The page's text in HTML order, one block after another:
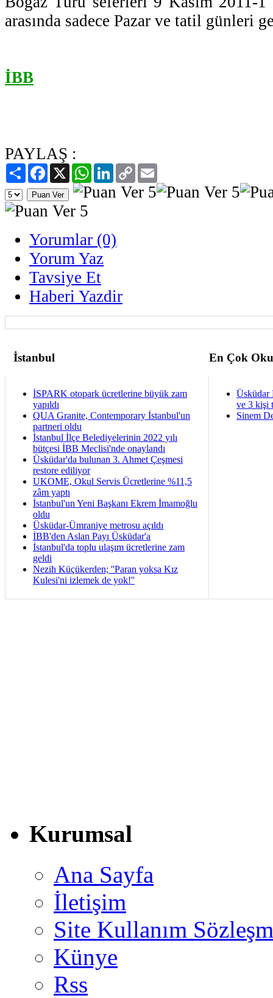
arasında sadece Pazar ve tatil günleri
İBB
PAYLAŞ :
PaylaşFacebook
X WhatsAppLinkedIn
Copy
Link
Yorumlar (0)
Yorum Yaz
Tavsiye Et
Haberi Yazdir
İstanbul En Çok
İSPARK otopark ücretlerine büyük zam
yapıldı
QUA Granite, Contemporary İstanbul'un
partneri oldu
İstanbul İlçe Belediyelerinin 2022 yılı
bütçesi İBB Meclisi'nde onaylandı
Üsküdar'da bulunan 3. Ahmet Çeşmesi
restore ediliyor
UKOME, Okul Servis Ücretlerine %11,5
zâm yaptı
İstanbul'un Yeni Başkanı Ekrem İmamoğlu
oldu
Üsküdar-Ümraniye metrosu açıldı
İBB'den Aslan Payı Üsküdar'a
İstanbul'da toplu ulaşım ücretlerine zam
geldi
Nezih Küçükerden; ''Paran yoksa Kız
Kulesi'ni izlemek de yok!''
Üsküdar
ve 3 kişi
Sinem
Kurumsal
Ana Sayfa
İletişim
Site Kullanım
Künye
Rss